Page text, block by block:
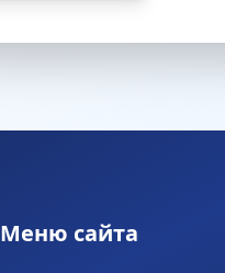
Меню сайта